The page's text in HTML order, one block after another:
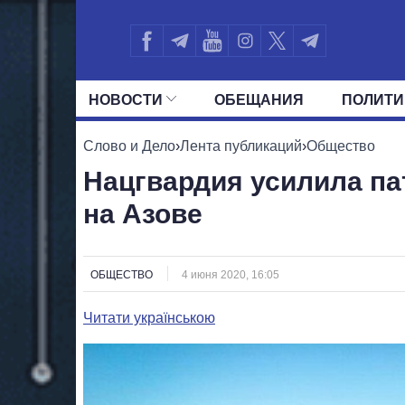
НОВОСТИ ОБЕЩАНИЯ
ВСЕ ПОЛИТИКИ ПРЕЗИДЕНТ И
Слово и Дело›Лента публикаций›Общество
Нацгвардия усилила
на Азове
ОБЩЕСТВО 4 июня 2020, 16:05
Читати українською